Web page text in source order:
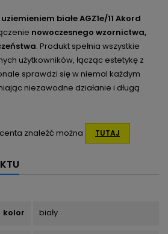
białe AGZ1e/11 Akord
nowoczesnego wzornictwa,
. Produkt spełnia wszystkie
użytkowników, łącząc estetykę z
sprawdzi się w niemal każdym
niezawodne działanie i długą
znaleźć można TUTAJ
kolor biały